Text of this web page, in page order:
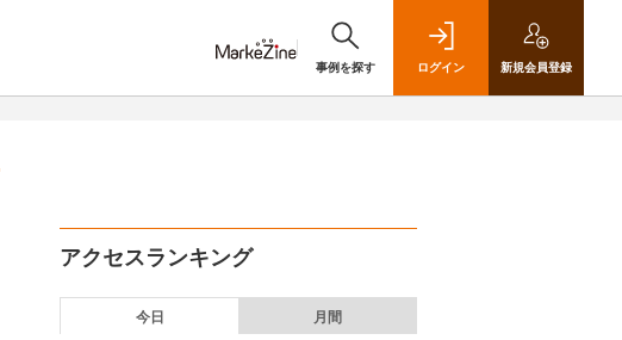
事例を探す ログイン 新規会員登録
アクセスランキング
今日 月間